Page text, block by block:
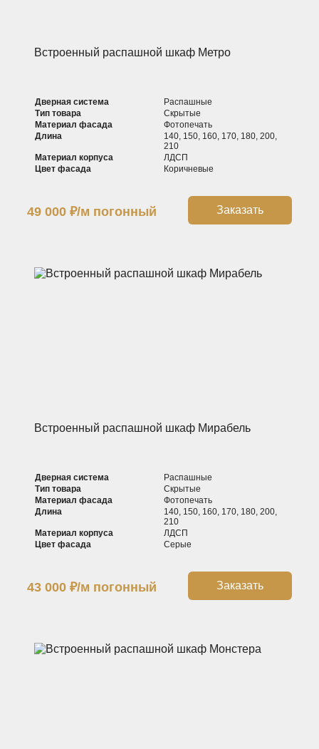
Встроенный распашной шкаф Метро
Дверная система
Распашные
Тип товара
Скрытые
Материал фасада
Фотопечать
Длина
140, 150, 160, 170, 180, 200,
210
Материал корпуса
ЛДСП
Цвет фасада
Коричневые
49 000₽/м погонный Заказать
Встроенный распашной шкаф Мирабель
Дверная система
Распашные
Тип товара
Скрытые
Материал фасада
Фотопечать
Длина
140, 150, 160, 170, 180, 200,
210
Материал корпуса
ЛДСП
Цвет фасада
Серые
43 000₽/м погонный Заказать